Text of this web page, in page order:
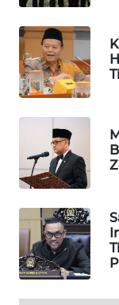
LPKKI
LKKI
KOPEKLIN
PORTAL
KONSUMEN
FORWAMKI
ALPERKLINAS